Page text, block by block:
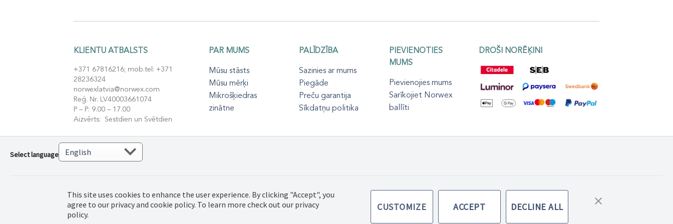
KLIENTU ATBALSTS
+371 67816216; mob.tel: +371
28236324
norwexlatvia@norwex.com
Reģ. Nr. LV40003661074
P – P: 9.00 – 17.00
Aizvērts: Sestdien un Svētdien
PAR MUMS
Mūsu stāsts
Mūsu mērķi
Mikrošķiedras
zinātne
PALĪDZĪBA
Sazinies ar mums
Piegāde
Preču garantija
Sīkdatņu politika
PIEVIENOTIES
MUMS
Pievienojies mums
Sarīkojiet Norwex
ballīti
DROŠI NORĒĶINI
© 2022 Norwex Baltic SIA, Visas
autortiesības aizsargātas
Pirkšanas noteikumi Privātuma politika Mājas lapas lietošanas noteikumi
Select language
This site uses cookies to enhance the user experience. By clicking "Accept", you
agree to our privacy and cookie policy. To learn more check out our privacy
policy.
CUSTOMIZE ACCEPT DECLINE ALL